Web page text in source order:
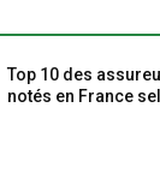
Top 10 des
notés en France